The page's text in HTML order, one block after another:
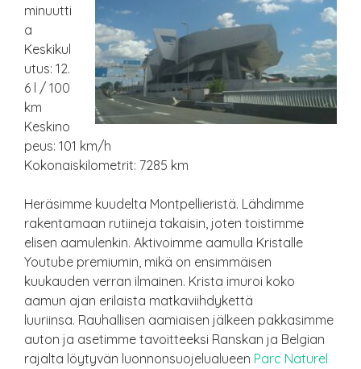
minuutti
a
Keskikul
utus: 12.
6 l / 100
km
Keskino
peus: 101 km/h
Kokonaiskilometrit: 7285 km
Heräsimme kuudelta Montpellieristä. Lähdimme
rakentamaan rutiineja takaisin, joten toistimme
elisen aamulenkin. Aktivoimme aamulla Kristalle
Youtube premiumin, mikä on ensimmäisen
kuukauden verran ilmainen. Krista imuroi koko
aamun ajan erilaista matkaviihdykettä
luuriinsa. Rauhallisen aamiaisen jälkeen pakkasimme
auton ja asetimme tavoitteeksi Ranskan ja Belgian
rajalta löytyvän luonnonsuojelualueen Parc Naturel